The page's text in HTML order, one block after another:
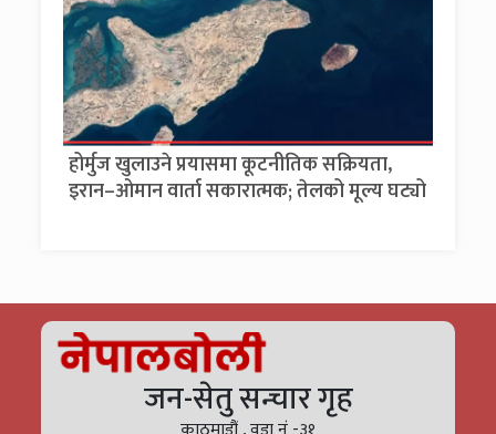
होर्मुज खुलाउने प्रयासमा कूटनीतिक सक्रियता,
इरान–ओमान वार्ता सकारात्मक; तेलको मूल्य घट्यो
जन-सेतु सन्चार गृह